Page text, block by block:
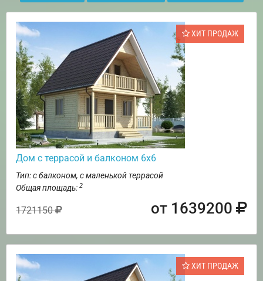
ХИТ ПРОДАЖ
Дом с террасой и балконом 6х6
Тип: с балконом, с маленькой террасой
Общая площадь: 2
1721150 от 1639200
ХИТ ПРОДАЖ